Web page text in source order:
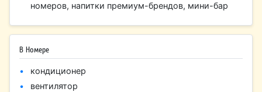
номеров, напитки премиум-брендов, мини-бар
В Номере
кондиционер
вентилятор